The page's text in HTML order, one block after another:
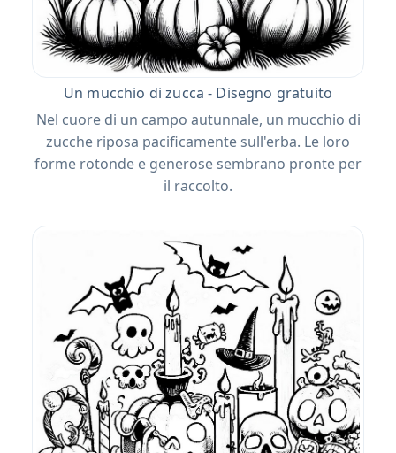
Un mucchio di zucca - Disegno gratuito
Nel cuore di un campo autunnale, un mucchio di
zucche riposa pacificamente sull'erba. Le loro
forme rotonde e generose sembrano pronte per
il raccolto.